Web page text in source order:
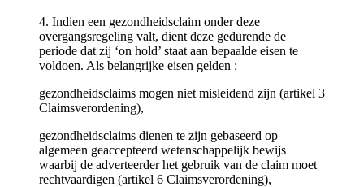
4. Indien een gezondheidsclaim onder deze
overgangsregeling valt, dient deze gedurende de
periode dat zij ‘on hold’ staat aan bepaalde eisen te
voldoen. Als belangrijke eisen gelden :
gezondheidsclaims mogen niet misleidend zijn (artikel 3
Claimsverordening),
gezondheidsclaims dienen te zijn gebaseerd op
algemeen geaccepteerd wetenschappelijk bewijs
waarbij de adverteerder het gebruik van de claim moet
rechtvaardigen (artikel 6 Claimsverordening),